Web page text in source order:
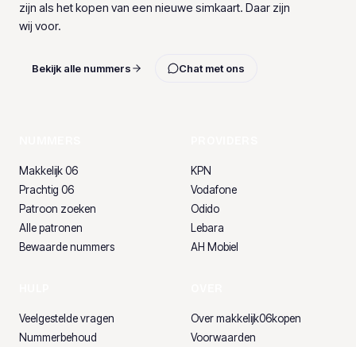
zijn als het kopen van een nieuwe simkaart. Daar zijn
wij voor.
Bekijk alle nummers Chat met ons
Makkelijk 06
Prachtig 06
Patroon zoeken
Alle patronen
Bewaarde nummers
KPN
Vodafone
Odido
Lebara
AH Mobiel
Veelgestelde vragen
Nummerbehoud
Over makkelijk06kopen
Voorwaarden